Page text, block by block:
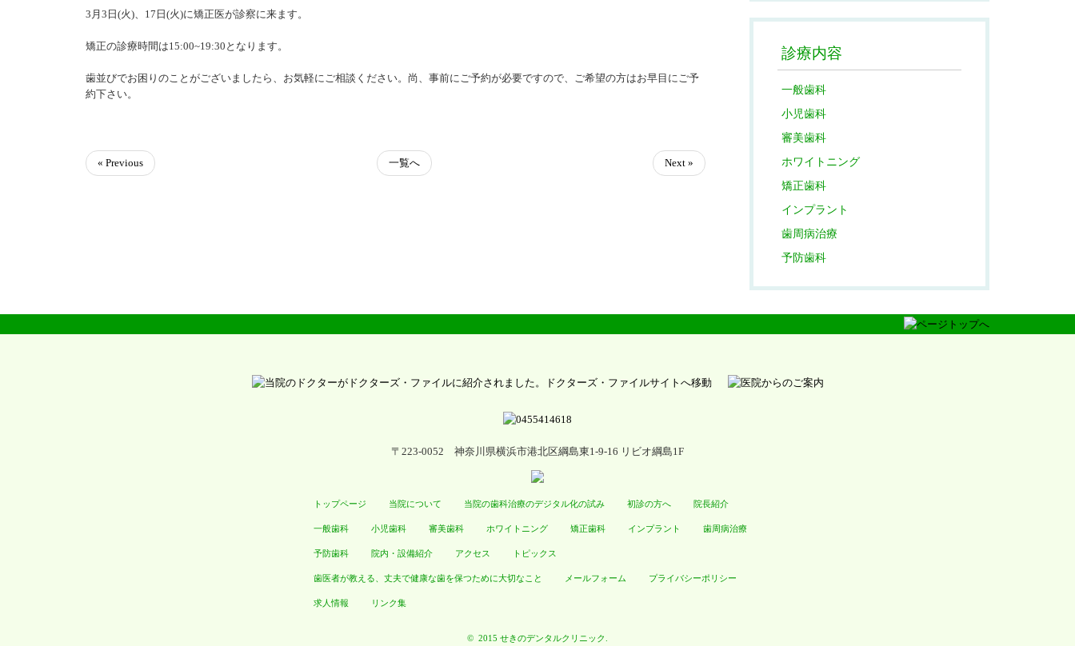
3月3日(火)、17日(火)に矯正医が診察に来ます。
矯正の診療時間は15:00~19:30となります。
歯並びでお困りのことがございましたら、お気軽にご相談ください。尚、事前にご予約が必要ですので、ご希望の方はお早目にご予
約下さい。
« Previous 一覧へ Next »
診療内容
一般歯科
小児歯科
審美歯科
ホワイトニング
矯正歯科
インプラント
歯周病治療
予防歯科
〒223-0052 神奈川県横浜市港北区綱島東1-9-16 リビオ綱島1F
トップページ 当院について 当院の歯科治療のデジタル化の試み 初診の方へ 院長紹介
一般歯科 小児歯科 審美歯科 ホワイトニング 矯正歯科 インプラント 歯周病治療
予防歯科 院内・設備紹介 アクセス トピックス
歯医者が教える、丈夫で健康な歯を保つために大切なこと メールフォーム プライバシーポリシー
求人情報 リンク集
© 2015 せきのデンタルクリニック.